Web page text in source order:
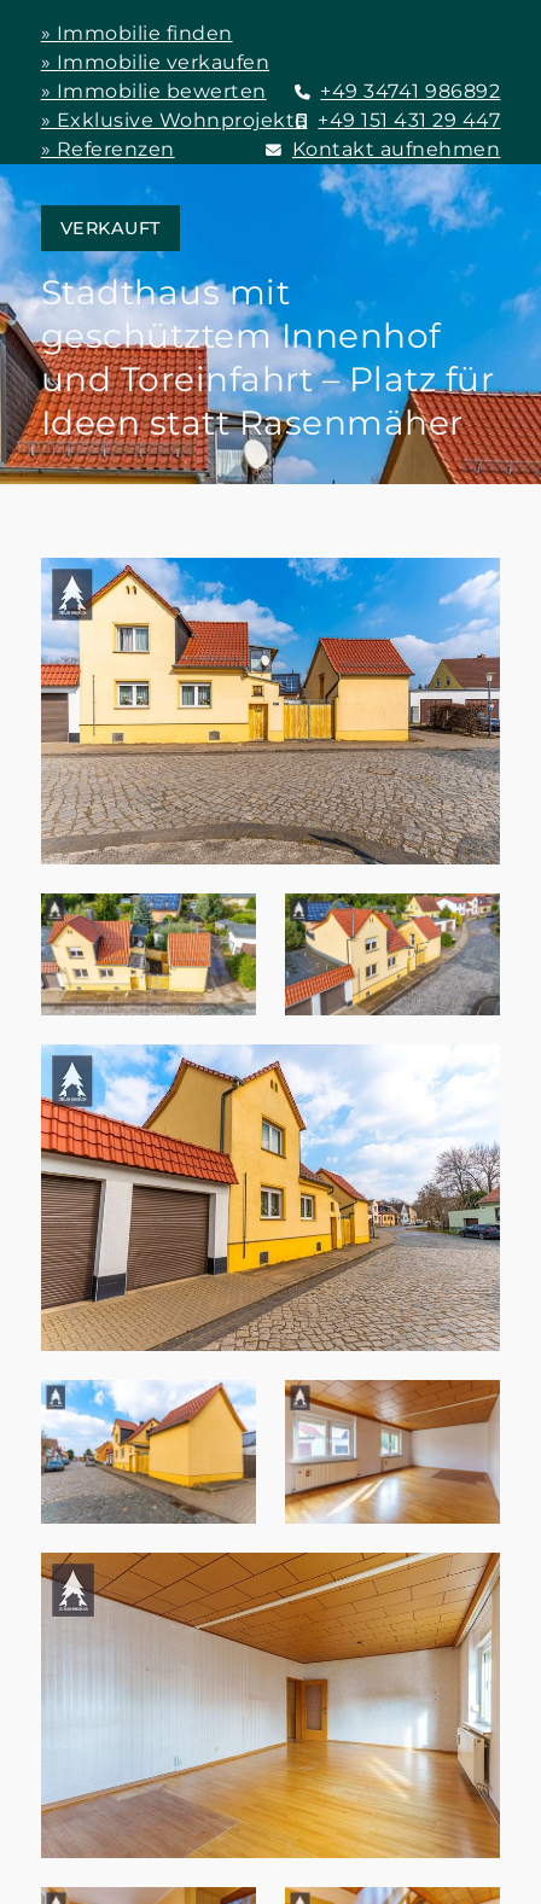
» Immobilie finden
» Immobilie verkaufen
» Immobilie bewerten
» Exklusive Wohnprojekte
» Referenzen
+49 34741 986892
+49 151 431 29 447
Kontakt aufnehmen
VERKAUFT
Stadthaus mit
geschütztem Innenhof
und Toreinfahrt – Platz für
Ideen statt Rasenmäher